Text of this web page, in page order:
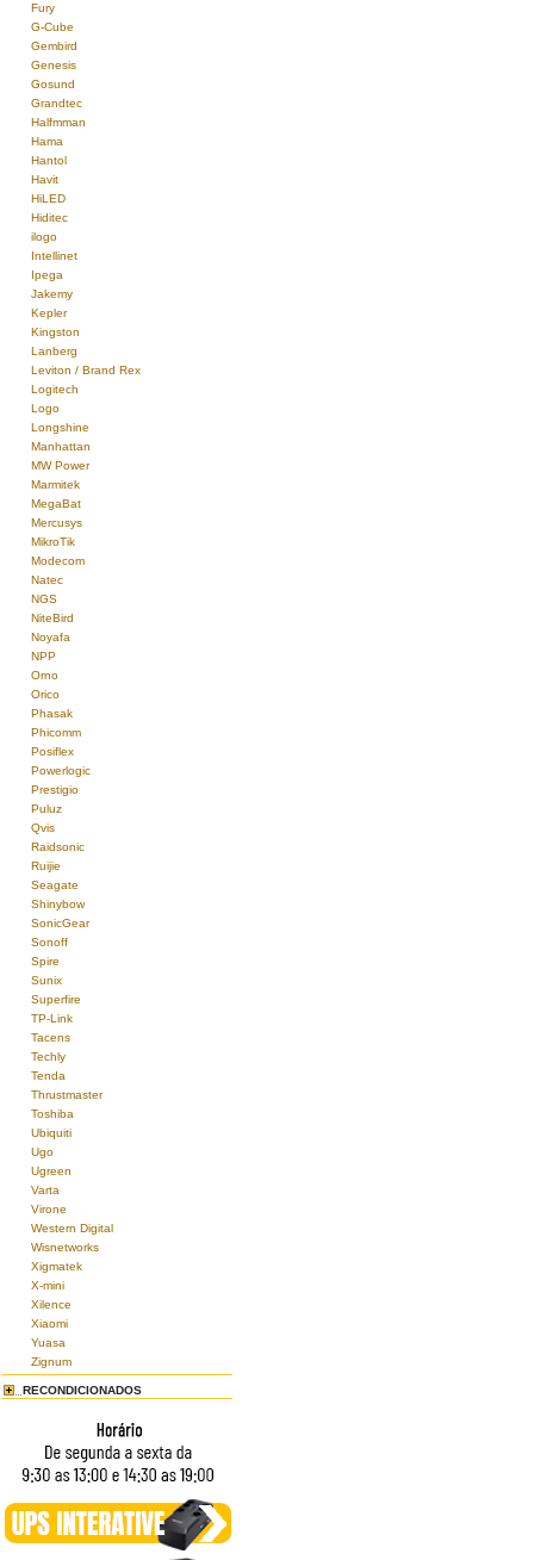
Fury
G-Cube
Gembird
Genesis
Gosund
Grandtec
Halfmman
Hama
Hantol
Havit
HiLED
Hiditec
ilogo
Intellinet
Ipega
Jakemy
Kepler
Kingston
Lanberg
Leviton / Brand Rex
Logitech
Logo
Longshine
Manhattan
MW Power
Marmitek
MegaBat
Mercusys
MikroTik
Modecom
Natec
NGS
NiteBird
Noyafa
NPP
Orno
Orico
Phasak
Phicomm
Posiflex
Powerlogic
Prestigio
Puluz
Qvis
Raidsonic
Ruijie
Seagate
Shinybow
SonicGear
Sonoff
Spire
Sunix
Superfire
TP-Link
Tacens
Techly
Tenda
Thrustmaster
Toshiba
Ubiquiti
Ugo
Ugreen
Varta
Virone
Western Digital
Wisnetworks
Xigmatek
X-mini
Xilence
Xiaomi
Yuasa
Zignum
RECONDICIONADOS